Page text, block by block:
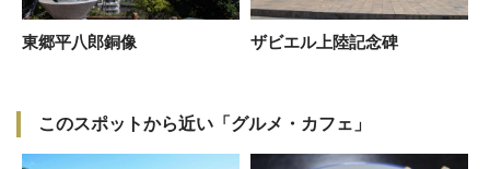
東郷平八郎銅像 ザビエル上陸記念碑
このスポットから近い「グルメ・カフェ」